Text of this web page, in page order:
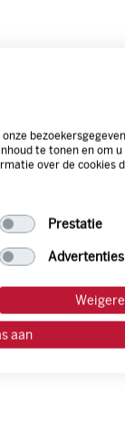
te tonen en om u
over de cookies
Prestatie
Advertenties
aan